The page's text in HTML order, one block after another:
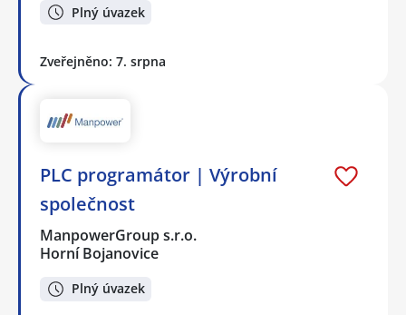
Plný úvazek
Zveřejněno: 7. srpna
PLC programátor | Výrobní
společnost
ManpowerGroup s.r.o.
Horní Bojanovice
Plný úvazek